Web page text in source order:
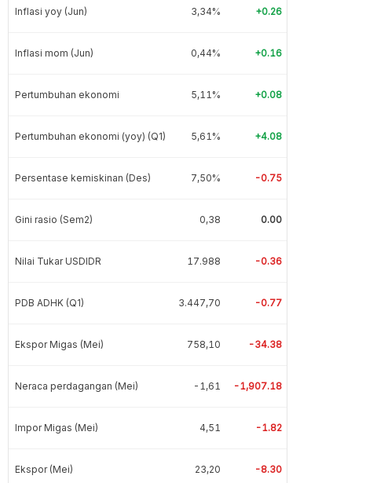
Inflasi yoy (Jun) 3,34% +0.26
Inflasi mom (Jun) 0,44% +0.16
Pertumbuhan ekonomi 5,11% +0.08
Pertumbuhan ekonomi (yoy) (Q1) 5,61% +4.08
Persentase kemiskinan (Des) 7,50% -0.75
Gini rasio (Sem2) 0,38 0.00
Nilai Tukar USDIDR 17.988 -0.36
PDB ADHK (Q1) 3.447,70 -0.77
Ekspor Migas (Mei) 758,10 -34.38
Neraca perdagangan (Mei) -1,61 -1,907.18
Impor Migas (Mei) 4,51 -1.82
Ekspor (Mei) 23,20 -8.30